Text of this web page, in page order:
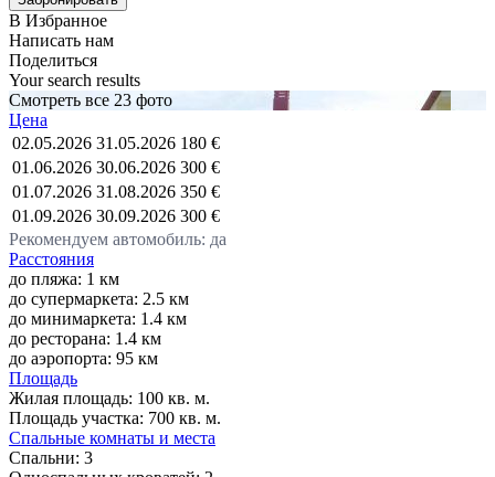
В Избранное
Написать нам
Поделиться
Your search results
Смотреть все 23 фото
Цена
02.05.2026 31.05.2026 180 €
01.06.2026 30.06.2026 300 €
01.07.2026 31.08.2026 350 €
01.09.2026 30.09.2026 300 €
Рекомендуем автомобиль: да
Расстояния
до пляжа: 1 км
до супермаркета: 2.5 км
до минимаркета: 1.4 км
до ресторана: 1.4 км
до аэропорта: 95 км
Площадь
Жилая площадь: 100 кв. м.
Площадь участка: 700 кв. м.
Спальные комнаты и места
Спальни: 3